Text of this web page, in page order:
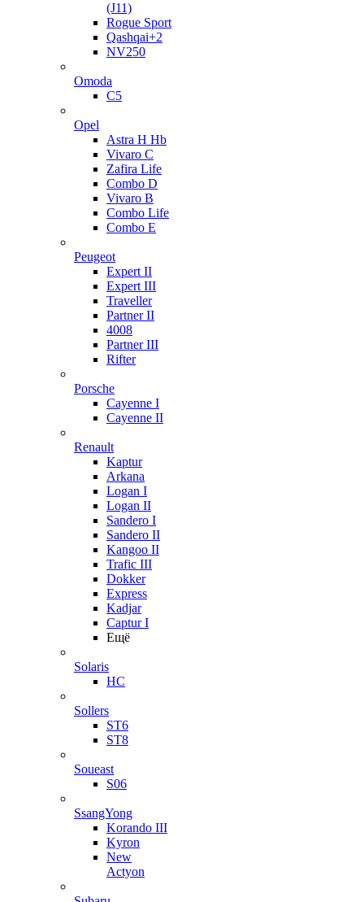
(J11)
Rogue Sport
Qashqai+2
NV250
Omoda
C5
Opel
Astra H Hb
Vivaro C
Zafira Life
Combo D
Vivaro B
Combo Life
Combo E
Peugeot
Expert II
Expert III
Traveller
Partner II
4008
Partner III
Rifter
Porsche
Cayenne I
Cayenne II
Renault
Kaptur
Arkana
Logan I
Logan II
Sandero I
Sandero II
Kangoo II
Trafic III
Dokker
Express
Kadjar
Captur I
Ещё
Solaris
HC
Sollers
ST6
ST8
Soueast
S06
SsangYong
Korando III
Kyron
New
Actyon